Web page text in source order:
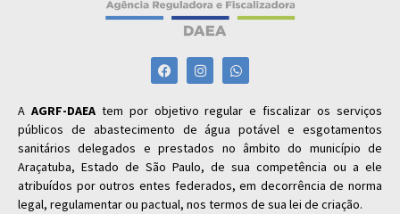
A AGRF-DAEAtem por objetivo regular e fiscalizar os serviços
públicos de abastecimento de água potável e esgotamentos
sanitários delegados e prestados no âmbito do município de
Araçatuba, Estado de São Paulo, de sua competência ou a ele
atribuídos por outros entes federados, em decorrência de norma
legal, regulamentar ou pactual, nos termos de sua lei de criação.